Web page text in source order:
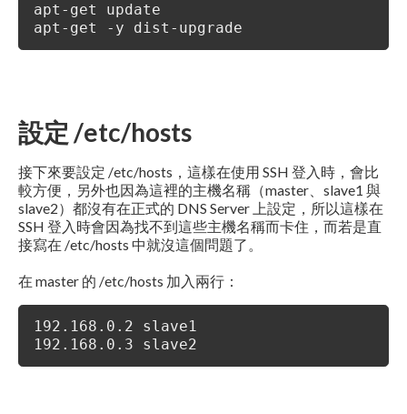
apt-get update
apt-get -y dist-upgrade
設定 /etc/hosts
接下來要設定 /etc/hosts，這樣在使用 SSH 登入時，會比
較方便，另外也因為這裡的主機名稱（master、slave1 與
slave2）都沒有在正式的 DNS Server 上設定，所以這樣在
SSH 登入時會因為找不到這些主機名稱而卡住，而若是直
接寫在 /etc/hosts 中就沒這個問題了。
在 master 的 /etc/hosts 加入兩行：
192.168.0.2 slave1
192.168.0.3 slave2